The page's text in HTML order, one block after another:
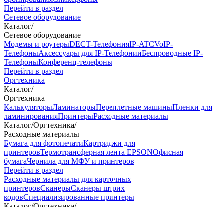
Перейти в раздел
Сетевое оборудование
Каталог/
Сетевое оборудование
Модемы и роутерыDECT-ТелефонияIP-ATCVoIP-
ТелефоныАксессуары для IP-ТелефонииБеспроводные IP-
ТелефоныКонференц-телефоны
Перейти в раздел
Оргтехника
Каталог/
Оргтехника
КалькуляторыЛаминаторыПереплетные машиныПленки для
ламинированияПринтерыРасходные материалы
Каталог/Оргтехника/
Расходные материалы
Бумага для фотопечатиКартриджи для
принтеровТермотрансферная лента EPSONОфисная
бумагаЧернила для МФУ и принтеров
Перейти в раздел
Расходные материалы для карточных
принтеровСканерыСканеры штрих
кодовСпециализированные принтеры